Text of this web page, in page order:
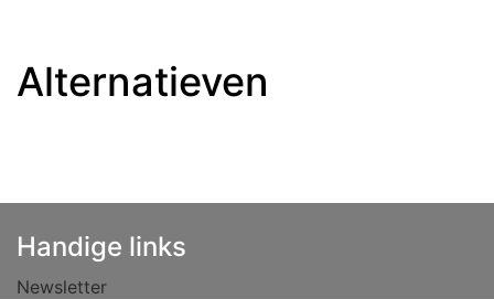
Alternatieven
Handige links
Newsletter